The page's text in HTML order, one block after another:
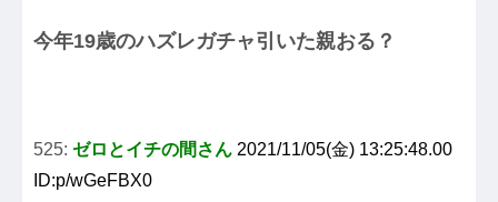
今年19歳のハズレガチャ引いた親おる？
525: ゼロとイチの間さん 2021/11/05(金) 13:25:48.00
ID:p/wGeFBX0